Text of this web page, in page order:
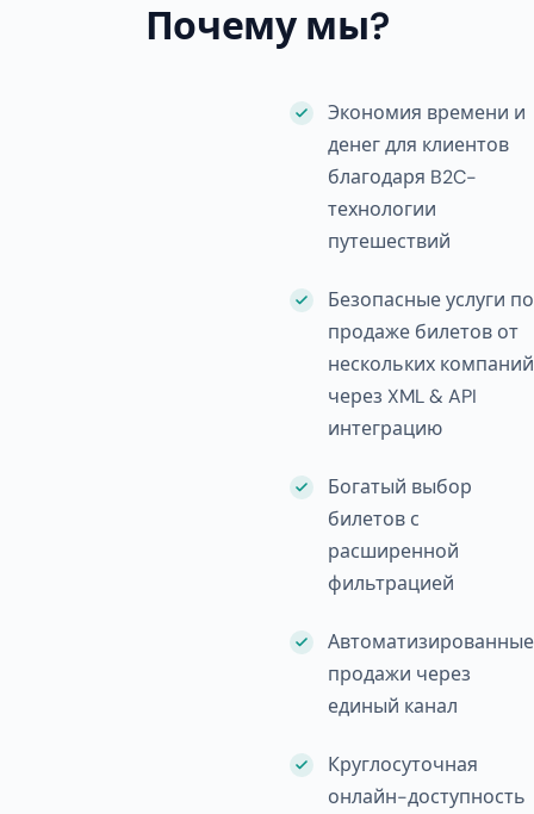
Почему мы?
Экономия времени и
денег для клиентов
благодаря B2C-
технологии
путешествий
Безопасные услуги по
продаже билетов от
нескольких компаний
через XML & API
интеграцию
Богатый выбор
билетов с
расширенной
фильтрацией
Автоматизированные
продажи через
единый канал
Круглосуточная
онлайн-доступность